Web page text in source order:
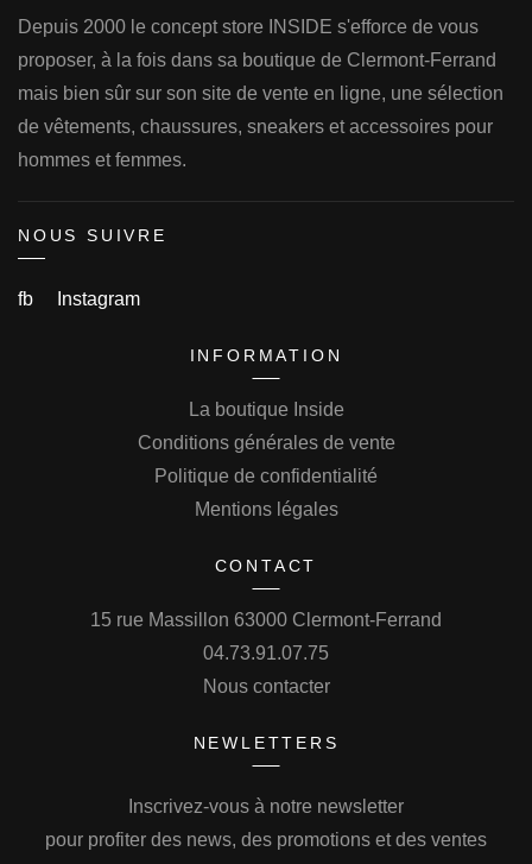
Depuis 2000 le concept store INSIDE s'efforce de vous
proposer, à la fois dans sa boutique de Clermont-Ferrand
mais bien sûr sur son site de vente en ligne, une sélection
de vêtements, chaussures, sneakers et accessoires pour
hommes et femmes.
NOUS SUIVRE
fb Instagram
INFORMATION
La boutique Inside
Conditions générales de vente
Politique de confidentialité
Mentions légales
CONTACT
15 rue Massillon 63000 Clermont-Ferrand
04.73.91.07.75
Nous contacter
NEWLETTERS
Inscrivez-vous à notre newsletter
pour profiter des news, des promotions et des ventes